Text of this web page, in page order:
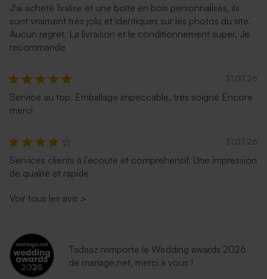
J'ai acheté 1valise et une boîte en bois personnalisés, ils
sont vraiment très jolis et identiques sur les photos du site.
Aucun regret. La livraison et le conditionnement super. Je
recommande
31.07.26
Service au top. Emballage impeccable, très soigné Encore
merci
31.07.26
Services clients à l’écoute et compréhensif. Une impression
de qualité et rapide
Voir tous les avis >
Tadaaz remporte le Wedding awards 2026
de mariage.net, merci à vous !